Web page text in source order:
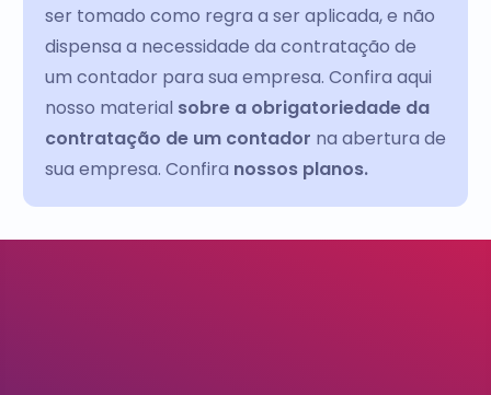
ser tomado como regra a ser aplicada, e não
dispensa a necessidade da contratação de
um contador para sua empresa. Confira aqui
nosso material sobre a obrigatoriedade da
contratação de um contador na abertura de
sua empresa. Confira nossos planos.